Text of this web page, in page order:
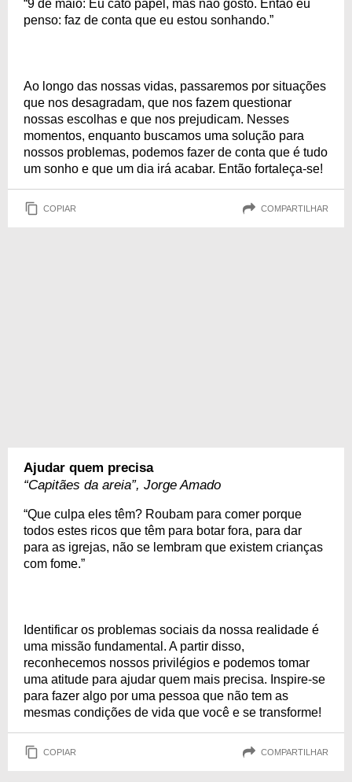
“9 de maio: Eu cato papel, mas não gosto. Então eu
penso: faz de conta que eu estou sonhando.”
Ao longo das nossas vidas, passaremos por situações
que nos desagradam, que nos fazem questionar
nossas escolhas e que nos prejudicam. Nesses
momentos, enquanto buscamos uma solução para
nossos problemas, podemos fazer de conta que é tudo
um sonho e que um dia irá acabar. Então fortaleça-se!
COPIAR COMPARTILHAR
Ajudar quem precisa
“Capitães da areia”, Jorge Amado
“Que culpa eles têm? Roubam para comer porque
todos estes ricos que têm para botar fora, para dar
para as igrejas, não se lembram que existem crianças
com fome.”
Identificar os problemas sociais da nossa realidade é
uma missão fundamental. A partir disso,
reconhecemos nossos privilégios e podemos tomar
uma atitude para ajudar quem mais precisa. Inspire-se
para fazer algo por uma pessoa que não tem as
mesmas condições de vida que você e se transforme!
COPIAR COMPARTILHAR